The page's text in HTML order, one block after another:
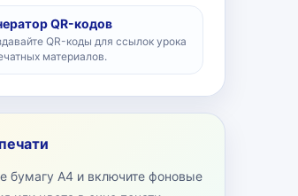
QR-кодов
QR-коды для ссылок урока
материалов.
бумагу A4 и включите фоновые